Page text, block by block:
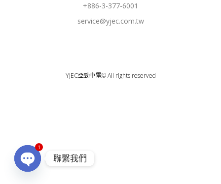
+886-3-377-6001
service@yjec.com.tw
YJEC亞勁車電© All rights reserved
聯繫我們
OPEN
1